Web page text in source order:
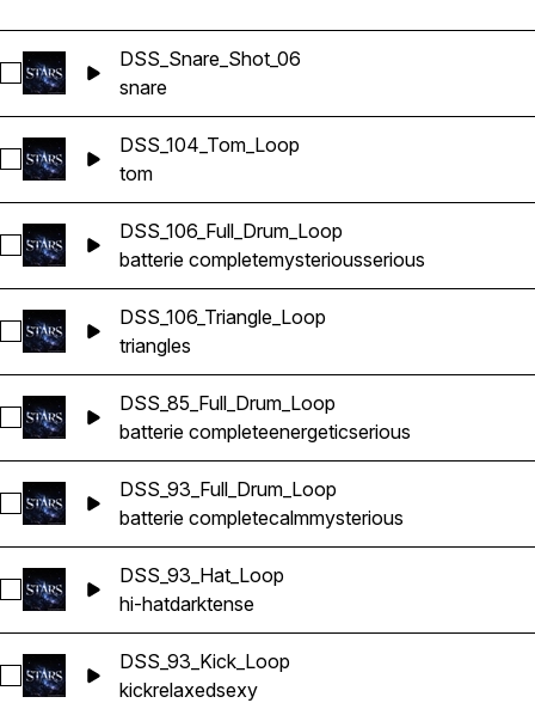
Sélectionnez DSS_Snare_Shot_06
DSS_Snare_Shot_06
snare
Sélectionnez DSS_104_Tom_Loop
DSS_104_Tom_Loop
tom
Sélectionnez DSS_106_Full_Drum_Loop
DSS_106_Full_Drum_Loop
batterie completemysteriousserious
Sélectionnez DSS_106_Triangle_Loop
DSS_106_Triangle_Loop
triangles
Sélectionnez DSS_85_Full_Drum_Loop
DSS_85_Full_Drum_Loop
batterie completeenergeticserious
Sélectionnez DSS_93_Full_Drum_Loop
DSS_93_Full_Drum_Loop
batterie completecalmmysterious
Sélectionnez DSS_93_Hat_Loop
DSS_93_Hat_Loop
hi-hatdarktense
Sélectionnez DSS_93_Kick_Loop
DSS_93_Kick_Loop
kickrelaxedsexy